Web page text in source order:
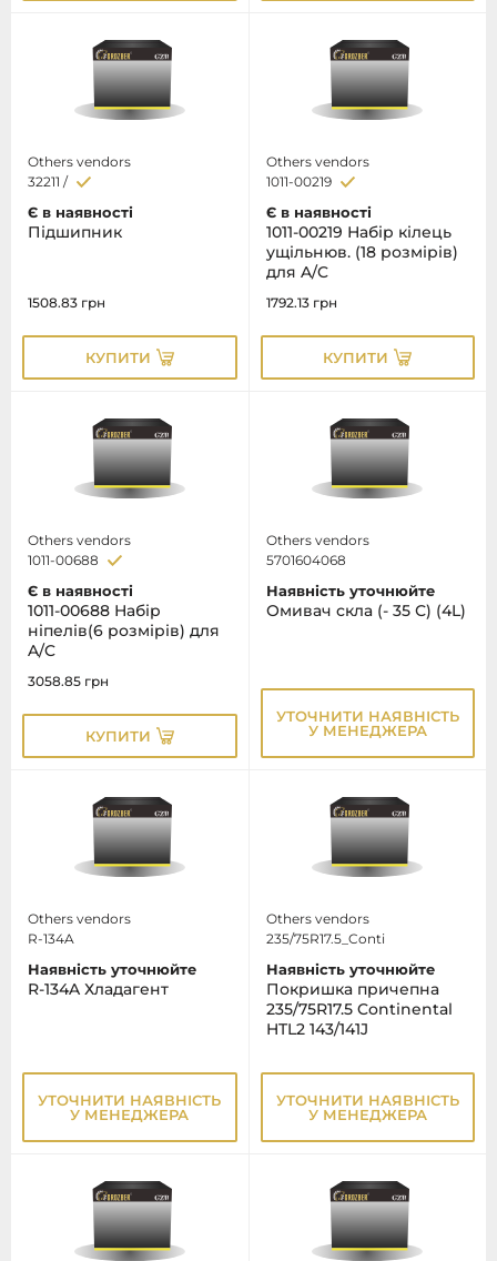
Others vendors
32211 /
Є в наявності
Підшипник
1508.83 грн
КУПИТИ
Others vendors
1011-00219
Є в наявності
1011-00219 Набір кілець
ущільнюв. (18 розмірів)
для A/C
1792.13 грн
КУПИТИ
Others vendors
1011-00688
Є в наявності
1011-00688 Набір
ніпелів(6 розмірів) для
A/C
3058.85 грн
КУПИТИ
Others vendors
5701604068
Наявність уточнюйте
Омивач скла (- 35 С) (4L)
УТОЧНИТИ НАЯВНІСТЬ
У МЕНЕДЖЕРА
Others vendors
R-134A
Наявність уточнюйте
R-134A Хладагент
УТОЧНИТИ НАЯВНІСТЬ
У МЕНЕДЖЕРА
Others vendors
235/75R17.5_Conti
Наявність уточнюйте
Покришка причепна
235/75R17.5 Continental
HTL2 143/141J
УТОЧНИТИ НАЯВНІСТЬ
У МЕНЕДЖЕРА